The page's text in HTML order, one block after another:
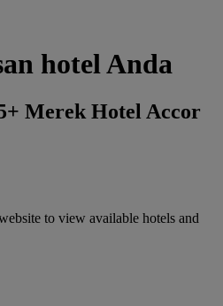
hotel Anda
Merek Hotel Accor
to view available hotels and